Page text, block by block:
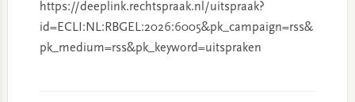
https://deeplink.rechtspraak.nl/uitspraak?
id=ECLI:NL:RBGEL:2026:6005&pk_campaign=rss&
pk_medium=rss&pk_keyword=uitspraken